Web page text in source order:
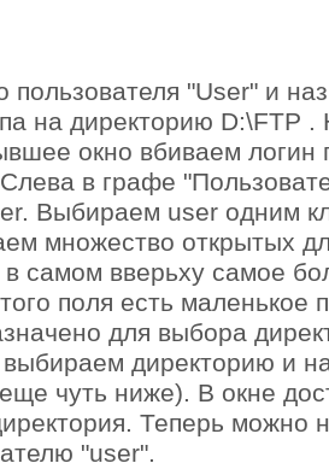
пользователя "User" и
на директорию D:\FTP
окно вбиваем логин
в графе
Выбираем user одним
множество открытых
самом вверьху самое
поля есть маленькое
для выбора
директорию и
чуть ниже). В окне
Теперь можно
"user".